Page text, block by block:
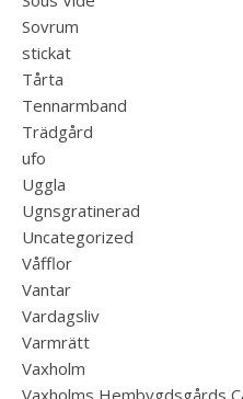
Sovrum
stickat
Tårta
Tennarmband
Trädgård
ufo
Uggla
Ugnsgratinerad
Uncategorized
Våfflor
Vantar
Vardagsliv
Varmrätt
Vaxholm